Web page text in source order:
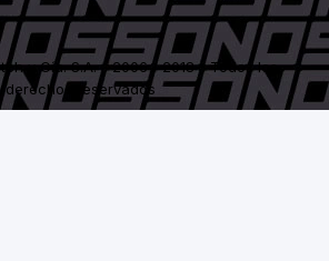
y Cía. S.A. - 2006 / 2018 - Todos los
derechos reservados